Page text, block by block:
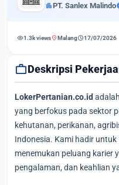
apartment PT. Sanlex Malindo
visibility1.3k viewslocation_onMalangschedule17/07/2026
workDeskripsi
LokerPertanian.co.id
yang berfokus pada sektor
kehutanan, perikanan,
Indonesia. Kami hadir
menemukan peluang karier
pengalaman, dan keahlian